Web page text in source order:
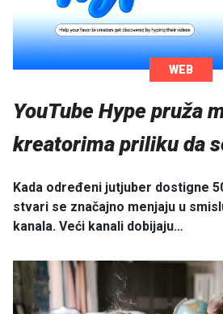
WEB
YouTube Hype pruža
kreatorima priliku da
Kada određeni jutjuber dostigne
stvari se značajno menjaju u
kanala. Veći kanali dobijaju…